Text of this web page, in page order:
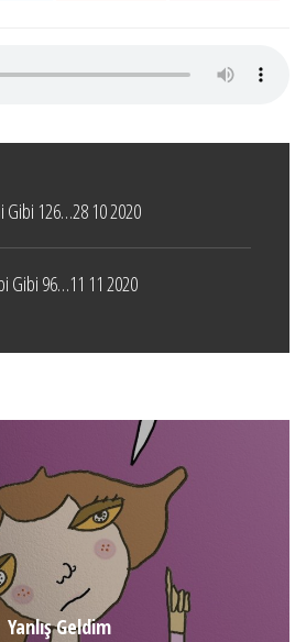
Gibi 126…28 10 2020
Gibi 96…11 11 2020
Yanlış Geldim